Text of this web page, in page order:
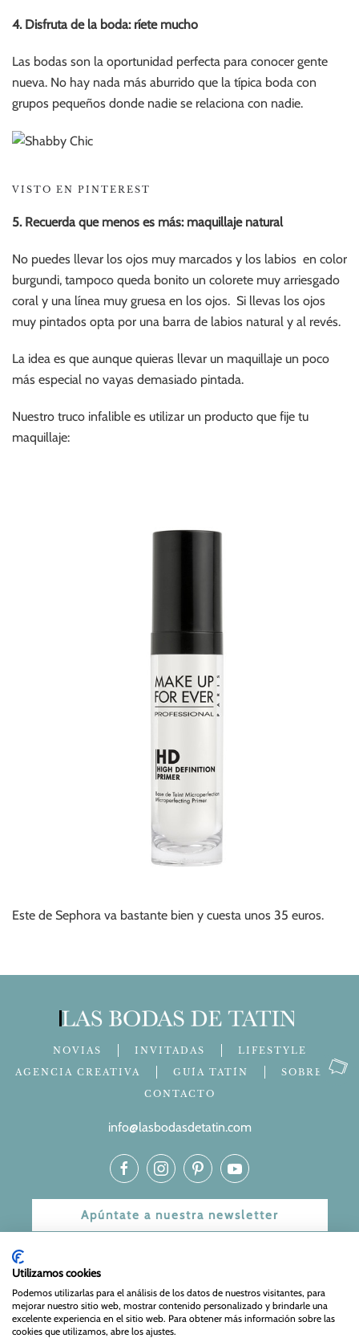
4. Disfruta de la boda: ríete mucho
Las bodas son la oportunidad perfecta para conocer gente
nueva. No hay nada más aburrido que la típica boda con
grupos pequeños donde nadie se relaciona con nadie.
VISTO EN PINTEREST
5. Recuerda que menos es más: maquillaje natural
No puedes llevar los ojos muy marcados y los labios en color
burgundi, tampoco queda bonito un colorete muy arriesgado
coral y una línea muy gruesa en los ojos. Si llevas los ojos
muy pintados opta por una barra de labios natural y al revés.
La idea es que aunque quieras llevar un maquillaje un poco
más especial no vayas demasiado pintada.
Nuestro truco infalible es utilizar un producto que fije tu
maquillaje:
Este de Sephora va bastante bien y cuesta unos 35 euros.
NOVIAS INVITADAS
LIFESTYLE
AGENCIA CREATIVA
GUÍA TATÍN
SOBRE MÍ
CONTACTO
info@lasbodasdetatin.com
Apúntate a nuestra newsletter
Aviso Legal|Política de Privacidad y Cookies| Web Diseñada
y mantenida porEspecialistas Web
Utilizamos cookies
Podemos utilizarlas para el análisis de los datos de nuestros visitantes, para
mejorar nuestro sitio web, mostrar contenido personalizado y brindarle una
excelente experiencia en el sitio web. Para obtener más información sobre las
cookies que utilizamos, abre los ajustes.